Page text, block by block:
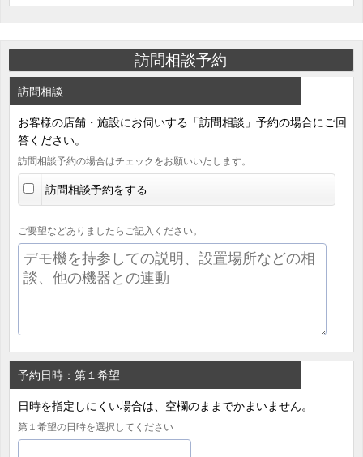
訪問相談予約
訪問相談
お客様の店舗・施設にお伺いする「訪問相談」予約の場合にご回
答ください。
訪問相談予約の場合はチェックをお願いいたします。
訪問相談予約をする
ご要望などありましたらご記入ください。
予約日時：第１希望
日時を指定しにくい場合は、空欄のままでかまいません。
第１希望の日時を選択してください